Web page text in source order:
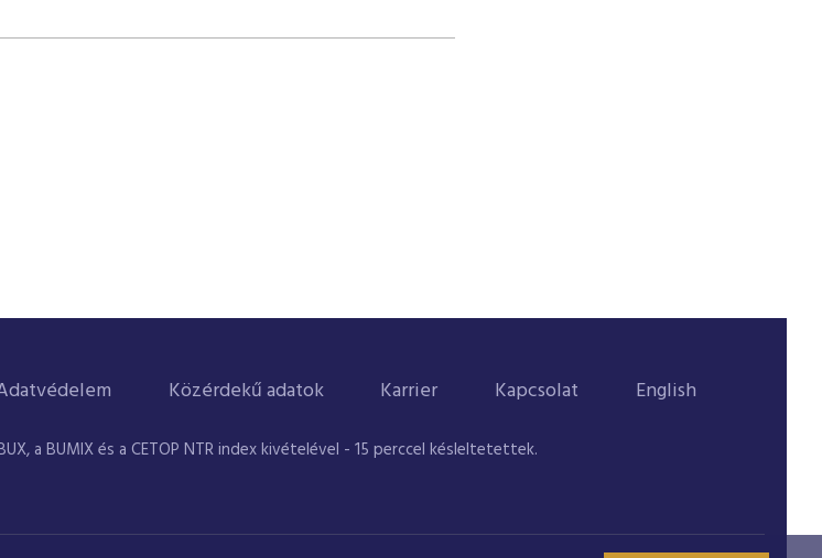
Közérdekű adatok Karrier Kapcsolat English
a BUMIX és a CETOP NTR index kivételével - 15 perccel késleltetettek.